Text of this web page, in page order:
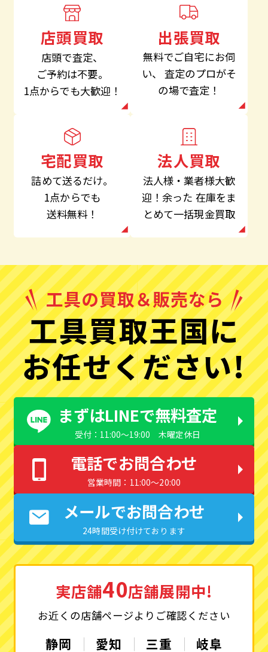
店頭買取
店頭で査定、
ご予約は不要。
1点からでも大歓迎！
出張買取
無料でご自宅にお伺
い、 査定のプロがそ
の場で査定！
宅配買取
詰めて送るだけ。
1点からでも
送料無料！
法人買取
法人様・業者様大歓
迎！余った 在庫をま
とめて一括現金買取
工具買取王国に
お任せください!
まずはLINEで無料査定
受付：11:00〜19:00 木曜定休日
電話でお問合わせ
営業時間：11:00〜20:00
メールでお問合わせ
24時間受け付けております
実店舗40店舗展開中!
お近くの店舗ページよりご確認ください
静岡 愛知 三重
岐阜